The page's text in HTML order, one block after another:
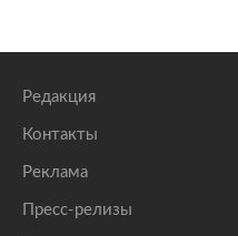
Редакция
Контакты
Реклама
Пресс-релизы